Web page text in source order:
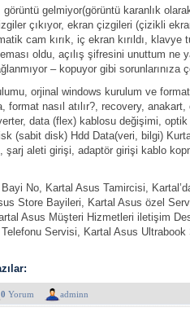
gelmiyor(görüntü karanlık
çıkıyor, ekran çizgileri (çizikli
cam kırık, iç ekran kırıldı, klavye
oldu, açılış şifresini unuttum ne
– kopuyor gibi sorunlarınıza
orjinal windows kurulum ve
format nasıl atılır?, recovery,
data (flex) kablosu değişimi,
(sabit disk) Hdd Data(veri, bilgi)
aleti girişi, adaptör girişi kablo
No, Kartal Asus Tamircisi,
Store Bayileri, Kartal Asus özel
Asus Müşteri Hizmetleri iletişim
Servisi, Kartal Asus Ultrabook
0 Yorum adminn